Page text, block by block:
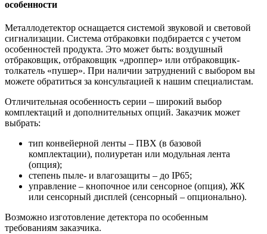
особенности
Металлодетектор оснащается системой звуковой и световой
сигнализации. Система отбраковки подбирается с учетом
особенностей продукта. Это может быть: воздушный
отбраковщик, отбраковщик «дроппер» или отбраковщик-
толкатель «пушер». При наличии затруднений с выбором вы
можете обратиться за консультацией к нашим специалистам.
Отличительная особенность серии – широкий выбор
комплектаций и дополнительных опций. Заказчик может
выбрать:
тип конвейерной ленты – ПВХ (в базовой
комплектации), полиуретан или модульная лента
(опция);
степень пыле- и влагозащиты – до IP65;
управление – кнопочное или сенсорное (опция), ЖК
или сенсорный дисплей (сенсорный – опционально).
Возможно изготовление детектора по особенным
требованиям заказчика.